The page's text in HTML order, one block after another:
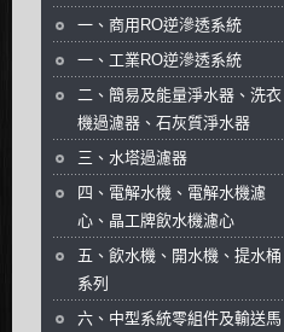
一、商用RO逆滲透系統
一、工業RO逆滲透系統
二、簡易及能量淨水器、洗衣
機過濾器、石灰質淨水器
三、水塔過濾器
四、電解水機、電解水機濾
心、晶工牌飲水機濾心
五、飲水機、開水機、提水桶
系列
六、中型系統零組件及輸送馬